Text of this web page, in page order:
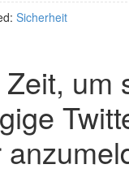
Sicherheit
um